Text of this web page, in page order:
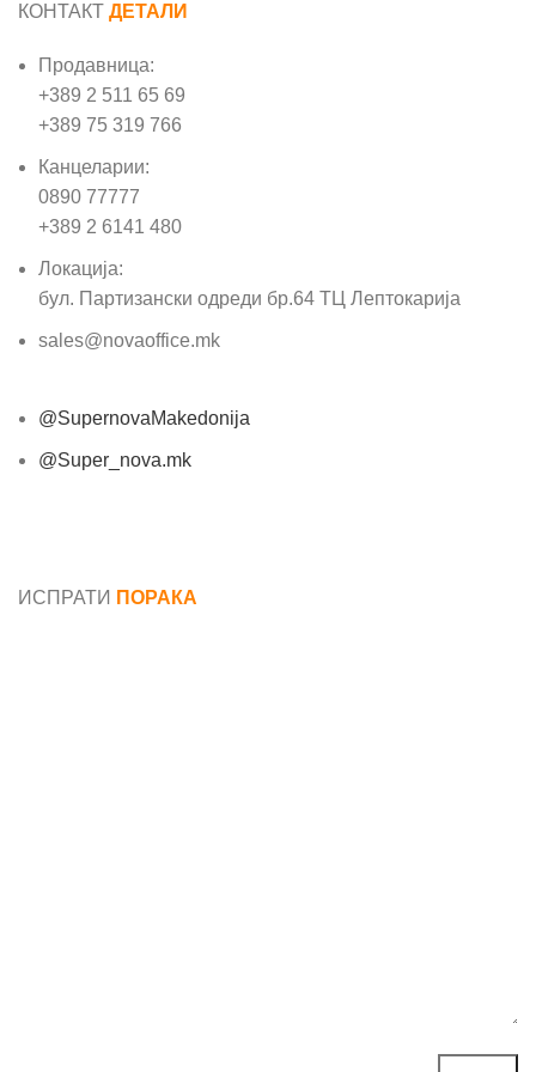
КОНТАКТ ДЕТАЛИ
Продавница:
+389 2 511 65 69
+389 75 319 766
Канцеларии:
0890 77777
+389 2 6141 480
Локација:
бул. Партизански одреди бр.64 ТЦ Лептокарија
sales@novaoffice.mk
@SupernovaMakedonija
@Super_nova.mk
ИСПРАТИ ПОРАКА